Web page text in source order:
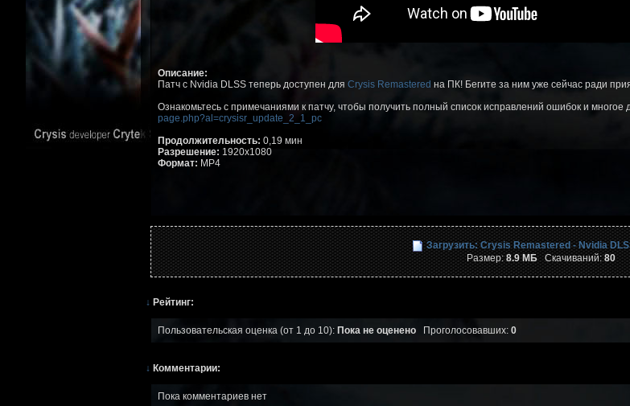
Описание:
Патч с Nvidia DLSS теперь доступен для Crysis Remastered на ПК! Бегите за ним уже сейчас ради
Ознакомьтесь с примечаниями к патчу, чтобы получить полный список исправлений ошибок и многое
page.php?al=crysisr_update_2_1_pc
Продолжительность: 0,19 мин
Разрешение: 1920x1080
Формат: MP4
Загрузить: Crysis Remastered - Nvidia
Размер:8.9 МБСкачиваний:80
↓ Рейтинг:
Пользовательская оценка (от 1 до 10): Пока не оцененоПроголосовавших: 0
↓ Комментарии:
Пока комментариев нет